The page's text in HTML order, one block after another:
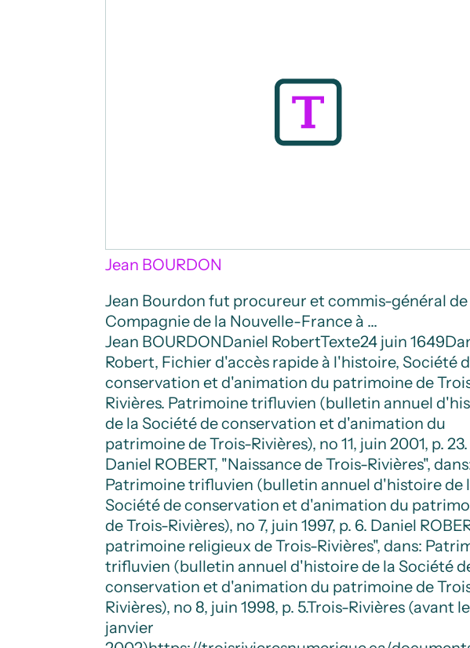
Jean BOURDON
Jean Bourdon fut procureur et commis-général de
Compagnie de la Nouvelle-France à …
Jean BOURDONDaniel RobertTexte24 juin 1649
Robert, Fichier d'accès rapide à l'histoire, Société
conservation et d'animation du patrimoine de
Rivières. Patrimoine trifluvien (bulletin annuel
de la Société de conservation et d'animation du
patrimoine de Trois-Rivières), no 11, juin 2001, p. 23.
Daniel ROBERT, "Naissance de Trois-Rivières",
Patrimoine trifluvien (bulletin annuel d'histoire de
Société de conservation et d'animation du
de Trois-Rivières), no 7, juin 1997, p. 6. Daniel
patrimoine religieux de Trois-Rivières", dans:
trifluvien (bulletin annuel d'histoire de la Société
conservation et d'animation du patrimoine de
Rivières), no 8, juin 1998, p. 5.Trois-Rivières (avant
janvier